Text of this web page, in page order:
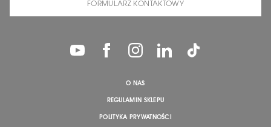
FORMULARZ KONTAKTOWY
O NAS
REGULAMIN SKLEPU
POLITYKA PRYWATNOŚCI